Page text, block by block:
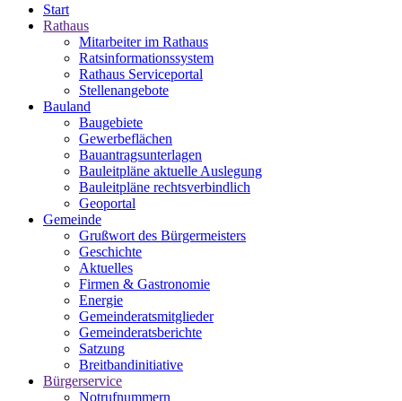
Start
Rathaus
Mitarbeiter im Rathaus
Ratsinformationssystem
Rathaus Serviceportal
Stellenangebote
Bauland
Baugebiete
Gewerbeflächen
Bauantragsunterlagen
Bauleitpläne aktuelle Auslegung
Bauleitpläne rechtsverbindlich
Geoportal
Gemeinde
Grußwort des Bürgermeisters
Geschichte
Aktuelles
Firmen & Gastronomie
Energie
Gemeinderatsmitglieder
Gemeinderatsberichte
Satzung
Breitbandinitiative
Bürgerservice
Notrufnummern